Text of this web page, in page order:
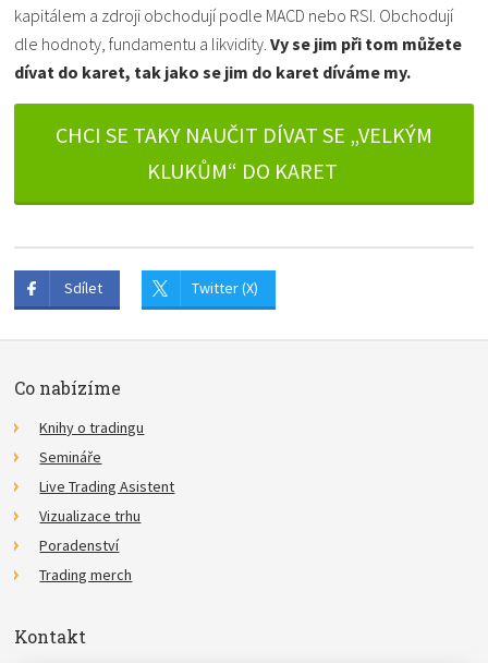
kapitálem a zdroji obchodují podle MACD nebo RSI. Obchodují
dle hodnoty, fundamentu a likvidity.Vy se jim při tom můžete
dívat do karet, tak jako se jim do karet díváme my.
CHCI SE TAKY NAUČIT DÍVAT SE „VELKÝM
KLUKŮM“ DO KARET
Sdílet Twitter (X)
Co nabízíme
Knihy o tradingu
Semináře
Live Trading Asistent
Vizualizace trhu
Poradenství
Trading merch
Kontakt